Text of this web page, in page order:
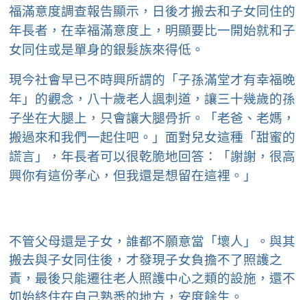
福滿意度調查報告顯示，日後才搬去和子女同住的
年長者，在幸福滿意度上，明顯要比一開始就和子
女同住或是單身的銀髮族來得低。
現今社會早已不時興所謂的「子孫滿堂才有幸福晚
年」的觀念，八十歲老人諷刺道，讓三十幾歲的孫
子坐在大腿上，只會讓大腿骨折。「老爸、老媽，
搬過來和我們一起住吧。」面對兒女這種「甜蜜的
謊言」，年長者可以很乾脆地回答：「謝謝，很高
興你有這份孝心，但我還是想留在這裡。」
不管父母還是子女，誰都不願意當「壞人」。與其
搬去與子女同住後，才發現子女負擔不了照護之
責，最後只能遷往老人照護中心之類的設施，還不
如始終住在自己熟悉的地方，安度餘生。